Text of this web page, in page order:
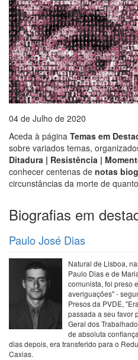
04 de Julho de 2020
Aceda à página Temas em
sobre variados temas,
Ditadura | Resistência |
conhecer centenas de notas
circunstâncias da morte de
Biografias em
Paulo José Dias
Natural de Lisboa,
Paulo Dias e de
comunista, foi preso
averiguações" -
Presos da PVDE,
passada a seu favor
Geral dos
de absoluta
dias depois, era transferido para o
Caxias.